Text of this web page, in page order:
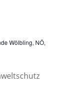
Wölbling, NÖ,